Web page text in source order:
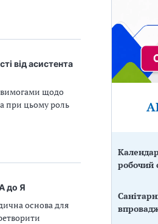
від асистента
вимогами щодо
при цьому роль
до Я
основа для
робочий